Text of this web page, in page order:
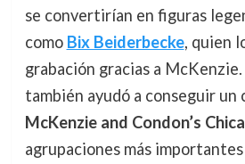
se convertirían en figuras
como Bix Beiderbecke, quien
grabación gracias a
también ayudó a conseguir un
McKenzie and Condon’s
agrupaciones más